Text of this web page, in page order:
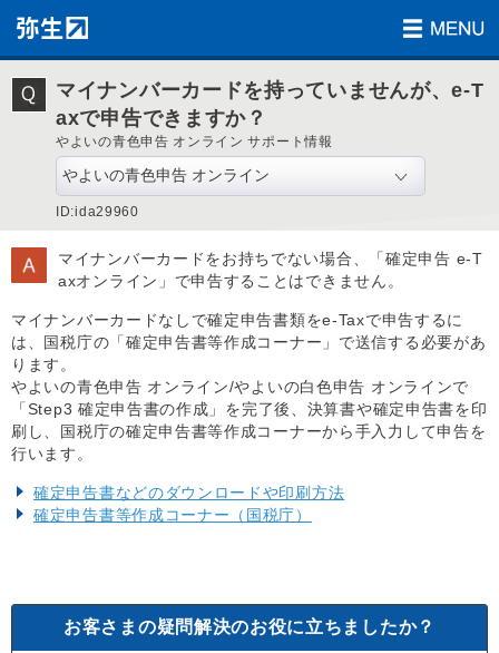
マイナンバーカードを持っていませんが、e-T
axで申告できますか？
やよいの青色申告 オンライン サポート情報
ID:ida29960
マイナンバーカードをお持ちでない場合、「確定申告 e-T
axオンライン」で申告することはできません。
マイナンバーカードなしで確定申告書類をe-Taxで申告するに
は、国税庁の「確定申告書等作成コーナー」で送信する必要があ
ります。
やよいの青色申告 オンライン/やよいの白色申告 オンラインで
「Step3 確定申告書の作成」を完了後、決算書や確定申告書を印
刷し、国税庁の確定申告書等作成コーナーから手入力して申告を
行います。
確定申告書などのダウンロードや印刷方法
確定申告書等作成コーナー（国税庁）
お客さまの疑問解決のお役に立ちましたか？